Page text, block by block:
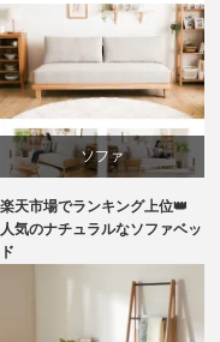
ビーチ
ブランディング
マーケティング
家具
ソファ
ライフスタイル
楽天市場でランキング上位👑
人気のナチュラルなソファベッ
ド